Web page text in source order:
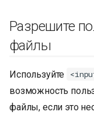
Разрешите
файлы
Используйте
возможность
файлы, если это